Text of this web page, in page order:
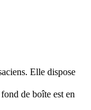
Elle dispose
de boîte est en